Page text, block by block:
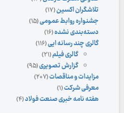
تلاشگران اکسین(۱۷)
جشنواره روابط عمومی(۱۵)
دسته‌بندی نشده(۱۶)
گالری چند رسانه ایی(۱۱۶)
گالری فیلم(۲۱)
گزارش تصویری(۹۵)
مزایدات و مناقصات(۲۰۷)
معرفی شرکت(۱)
هفته نامه خبری صنعت فولاد(۴)